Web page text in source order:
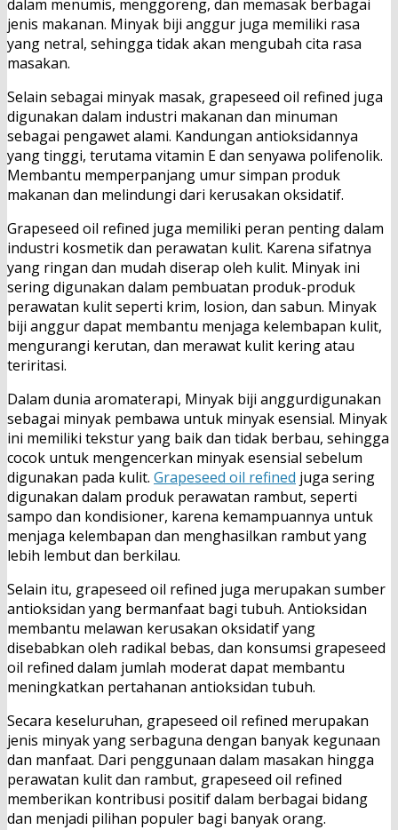
dalam menumis, menggoreng, dan memasak berbagai
jenis makanan. Minyak biji anggur juga memiliki rasa
yang netral, sehingga tidak akan mengubah cita rasa
masakan.
Selain sebagai minyak masak, grapeseed oil refined juga
digunakan dalam industri makanan dan minuman
sebagai pengawet alami. Kandungan antioksidannya
yang tinggi, terutama vitamin E dan senyawa polifenolik.
Membantu memperpanjang umur simpan produk
makanan dan melindungi dari kerusakan oksidatif.
Grapeseed oil refined juga memiliki peran penting dalam
industri kosmetik dan perawatan kulit. Karena sifatnya
yang ringan dan mudah diserap oleh kulit. Minyak ini
sering digunakan dalam pembuatan produk-produk
perawatan kulit seperti krim, losion, dan sabun. Minyak
biji anggur dapat membantu menjaga kelembapan kulit,
mengurangi kerutan, dan merawat kulit kering atau
teriritasi.
Dalam dunia aromaterapi, Minyak biji anggurdigunakan
sebagai minyak pembawa untuk minyak esensial. Minyak
ini memiliki tekstur yang baik dan tidak berbau, sehingga
cocok untuk mengencerkan minyak esensial sebelum
digunakan pada kulit. Grapeseed oil refined juga sering
digunakan dalam produk perawatan rambut, seperti
sampo dan kondisioner, karena kemampuannya untuk
menjaga kelembapan dan menghasilkan rambut yang
lebih lembut dan berkilau.
Selain itu, grapeseed oil refined juga merupakan sumber
antioksidan yang bermanfaat bagi tubuh. Antioksidan
membantu melawan kerusakan oksidatif yang
disebabkan oleh radikal bebas, dan konsumsi grapeseed
oil refined dalam jumlah moderat dapat membantu
meningkatkan pertahanan antioksidan tubuh.
Secara keseluruhan, grapeseed oil refined merupakan
jenis minyak yang serbaguna dengan banyak kegunaan
dan manfaat. Dari penggunaan dalam masakan hingga
perawatan kulit dan rambut, grapeseed oil refined
memberikan kontribusi positif dalam berbagai bidang
dan menjadi pilihan populer bagi banyak orang.